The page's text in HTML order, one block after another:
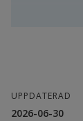
Andra
UPPDATERAD
2026-06-30